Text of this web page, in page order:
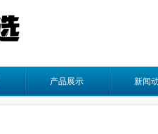
产品展示 新闻